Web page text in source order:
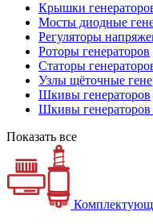
Крышки
Мосты диодные
Регуляторы
Роторы генераторов
Статоры
Узлы щёточные
Шкивы генераторов
Шкивы
Показать все